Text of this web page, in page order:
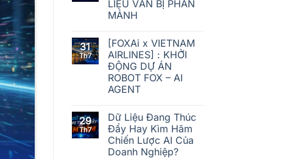
LIỆU VẪN BỊ PHÂN
MẢNH
31
Th7
[FOXAi x VIETNAM
AIRLINES] : KHỞI
ĐỘNG DỰ ÁN
ROBOT FOX – AI
AGENT
29
Th7
Dữ Liệu Đang Thúc
Đẩy Hay Kìm Hãm
Chiến Lược AI Của
Doanh Nghiệp?